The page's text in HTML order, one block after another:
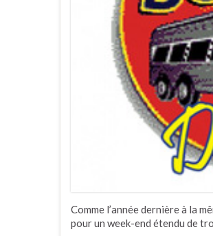
Comme l’année dernière à la
pour un week-end étendu de